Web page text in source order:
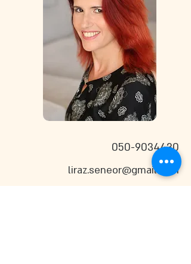
050-9034430
liraz.seneor@gmail.com